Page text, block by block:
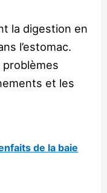
la digestion en
l’estomac.
problèmes
et les
de la baie